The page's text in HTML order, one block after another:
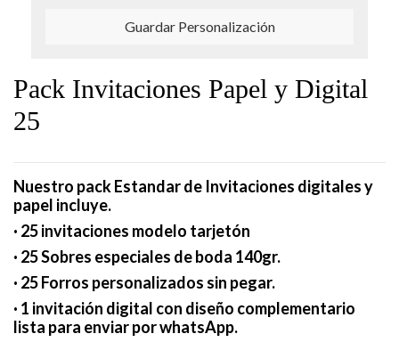
Guardar Personalización
Pack Invitaciones Papel y Digital
25
Nuestro pack Estandar de Invitaciones digitales y
papel incluye.
· 25 invitaciones modelo tarjetón
· 25 Sobres especiales de boda 140gr.
· 25 Forros personalizados sin pegar.
· 1 invitación digital con diseño complementario
lista para enviar por whatsApp.